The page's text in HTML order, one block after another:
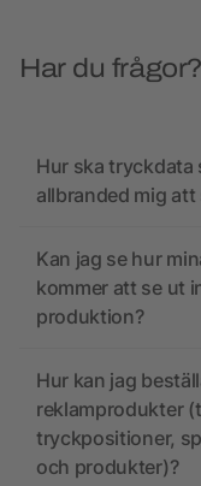
Har du
Hur ska tryckdata
allbranded mig att
Kan jag se hur
kommer att se ut
produktion?
Hur kan jag
reklamprodukter
tryckpositioner,
och produkter)?